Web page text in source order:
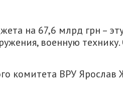
на 67,6 млрд грн –
военную
комитета ВРУ Ярослав